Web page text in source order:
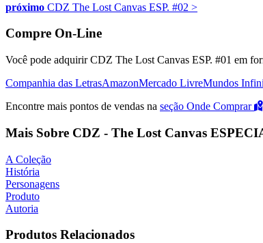
próximo CDZ The Lost Canvas ESP. #02 >
Compre On-Line
Você pode adquirir CDZ The Lost Canvas ESP. #01 em
Companhia das LetrasAmazonMercado LivreMundos
Encontre mais pontos de vendas na seção Onde Comprar
Mais Sobre CDZ - The Lost Canvas
A Coleção
História
Personagens
Produto
Autoria
Produtos Relacionados